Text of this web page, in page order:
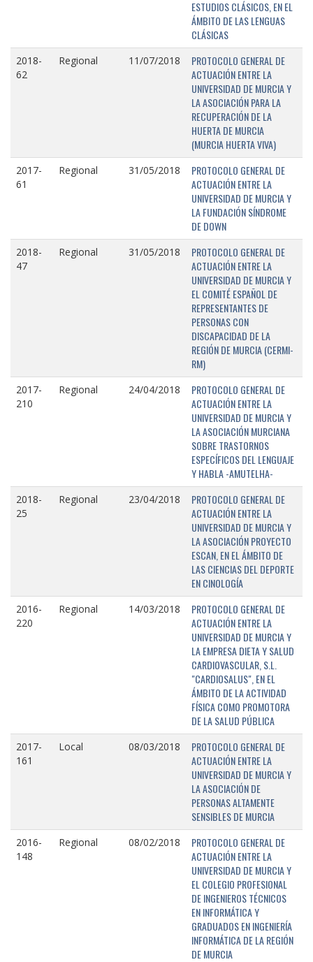
ESTUDIOS CLÁSICOS, EN EL
ÁMBITO DE LAS LENGUAS
CLÁSICAS
2018-
62
Regional 11/07/2018
PROTOCOLO GENERAL DE
ACTUACIÓN ENTRE LA
UNIVERSIDAD DE MURCIA Y
LA ASOCIACIÓN PARA LA
RECUPERACIÓN DE LA
HUERTA DE MURCIA
(MURCIA HUERTA VIVA)
2017-
61
Regional 31/05/2018
PROTOCOLO GENERAL DE
ACTUACIÓN ENTRE LA
UNIVERSIDAD DE MURCIA Y
LA FUNDACIÓN SÍNDROME
DE DOWN
2018-
47
Regional 31/05/2018
PROTOCOLO GENERAL DE
ACTUACIÓN ENTRE LA
UNIVERSIDAD DE MURCIA Y
EL COMITÉ ESPAÑOL DE
REPRESENTANTES DE
PERSONAS CON
DISCAPACIDAD DE LA
REGIÓN DE MURCIA (CERMI-
RM)
2017-
210
Regional 24/04/2018
PROTOCOLO GENERAL DE
ACTUACIÓN ENTRE LA
UNIVERSIDAD DE MURCIA Y
LA ASOCIACIÓN MURCIANA
SOBRE TRASTORNOS
ESPECÍFICOS DEL LENGUAJE
Y HABLA -AMUTELHA-
2018-
25
Regional 23/04/2018
PROTOCOLO GENERAL DE
ACTUACIÓN ENTRE LA
UNIVERSIDAD DE MURCIA Y
LA ASOCIACIÓN PROYECTO
ESCAN, EN EL ÁMBITO DE
LAS CIENCIAS DEL DEPORTE
EN CINOLOGÍA
2016-
220
Regional 14/03/2018
PROTOCOLO GENERAL DE
ACTUACIÓN ENTRE LA
UNIVERSIDAD DE MURCIA Y
LA EMPRESA DIETA Y SALUD
CARDIOVASCULAR, S.L.
"CARDIOSALUS", EN EL
ÁMBITO DE LA ACTIVIDAD
FÍSICA COMO PROMOTORA
DE LA SALUD PÚBLICA
2017-
161
Local 08/03/2018
PROTOCOLO GENERAL DE
ACTUACIÓN ENTRE LA
UNIVERSIDAD DE MURCIA Y
LA ASOCIACIÓN DE
PERSONAS ALTAMENTE
SENSIBLES DE MURCIA
2016-
148
Regional 08/02/2018
PROTOCOLO GENERAL DE
ACTUACIÓN ENTRE LA
UNIVERSIDAD DE MURCIA Y
EL COLEGIO PROFESIONAL
DE INGENIEROS TÉCNICOS
EN INFORMÁTICA Y
GRADUADOS EN INGENIERÍA
INFORMÁTICA DE LA REGIÓN
DE MURCIA